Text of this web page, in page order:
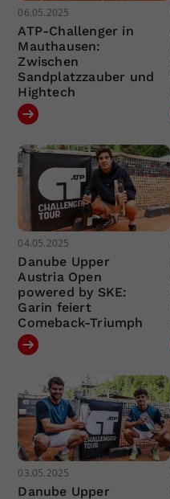
06.05.2025
ATP-Challenger in
Mauthausen:
Zwischen
Sandplatzzauber und
Hightech
04.05.2025
Danube Upper
Austria Open
powered by SKE:
Garin feiert
Comeback-Triumph
03.05.2025
Danube Upper